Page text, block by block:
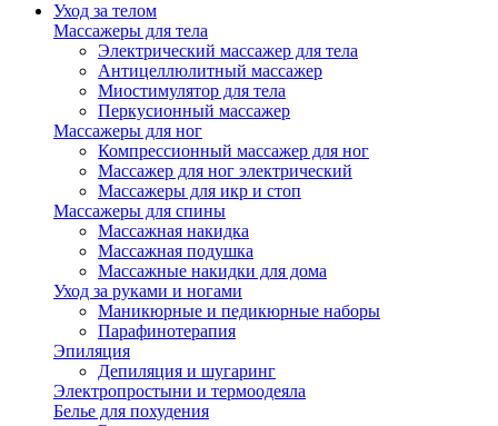
Уход за телом
Массажеры для тела
Электрический массажер для тела
Антицеллюлитный массажер
Миостимулятор для тела
Перкусионный массажер
Массажеры для ног
Компрессионный массажер для ног
Массажер для ног электрический
Массажеры для икр и стоп
Массажеры для спины
Массажная накидка
Массажная подушка
Массажные накидки для дома
Уход за руками и ногами
Маникюрные и педикюрные наборы
Парафинотерапия
Эпиляция
Депиляция и шугаринг
Электропростыни и термоодеяла
Белье для похудения